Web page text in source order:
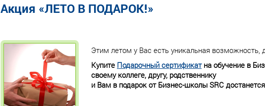
Акция «ЛЕТО В ПОДАРОК!»
Этим летом у Вас есть уникальная возможность,
Купите Подарочный сертификатна обучение в
своему коллеге, другу, родственнику
и Вам в подарок от Бизнес-школы SRC